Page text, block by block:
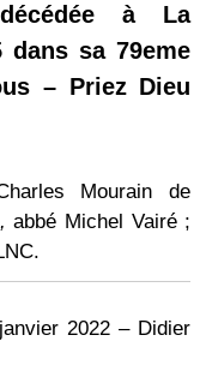
à La
dans sa 79eme
– Priez Dieu
Mourain de
abbé Michel Vairé ;
2022 – Didier